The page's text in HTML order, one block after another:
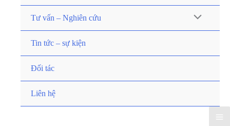
Tư vấn – Nghiên cứu
Tin tức – sự kiện
Đối tác
Liên hệ